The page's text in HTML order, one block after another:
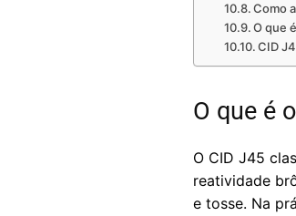
Como
O que
CID
O que é
O CID J45
reatividade
e tosse. Na